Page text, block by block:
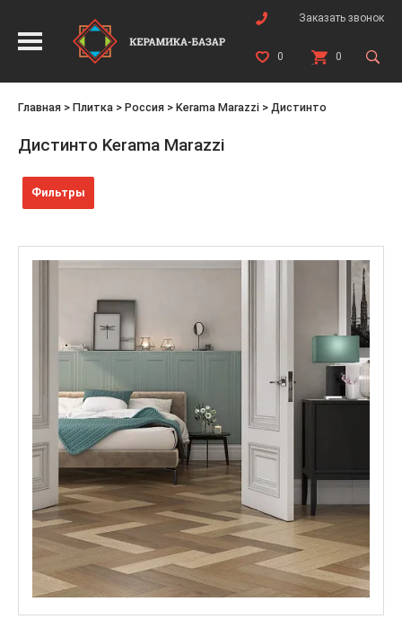
Заказать звонок
0 0
Главная > Плитка > Россия > Kerama Marazzi > Дистинто
Дистинто Kerama Marazzi
Фильтры